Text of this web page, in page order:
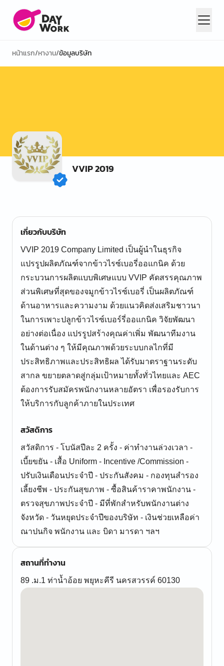
หน้าแรก/หางาน/ข้อมูลบริษัท
VVIP 2019
เกี่ยวกับบริษัท
VVIP 2019 Company Limited เป็นผู้นำในธุรกิจ
แปรรูปผลิตภัณฑ์จากข้าวไรซ์เบอรี่ออแกนิค ด้วย
กระบวนการผลิตแบบพิเศษแบบ VVIP คัดสรรคุณภาพ
ส่วนพิเศษที่สุดของจมูกข้าวไรซ์เบอรี่ เป็นผลิตภัณฑ์
ด้านอาหารและความงาม ด้วยแนวคิดส่งเสริมชาวนา
ในการเพาะปลูกข้าวไรซ์เบอร์รี่ออแกนิค วิจัยพัฒนา
อย่างต่อเนื่อง แปรรูปสร้างคุณค่าเพิ่ม พัฒนาทีมงาน
ในด้านต่าง ๆ ให้มีคุณภาพด้วยระบบกลไกที่มี
ประสิทธิภาพและประสิทธิผล ได้รับมาตราฐานระดับ
สากล ขยายตลาดสู่กลุ่มเป้าหมายทั้งทั่วไทยและ AEC
ต้องการรับสมัครพนักงานหลายอัตรา เพื่อรองรับการ
ให้บริการกับลูกค้าภายในประเทศ
สวัสดิการ
สวัสดิการ - โบนัสปีละ 2 ครั้ง - ค่าทำงานล่วงเวลา -
เบี้ยขยัน - เสื้อ Uniform - Incentive /Commission -
ปรับเงินเดือนประจำปี - ประกันสังคม - กองทุนสำรอง
เลี้ยงชีพ - ประกันสุขภาพ - ซื้อสินค้าราคาพนักงาน -
ตรวจสุขภาพประจำปี - มีที่พักสำหรับพนักงานต่าง
จังหวัด - วันหยุดประจำปีของบริษัท - เงินช่วยเหลือค่า
ณาปนกิจ พนักงาน และ บิดา มารดา ฯลฯ
สถานที่ทำงาน
89 .ม.1 ท่าน้ำอ้อย พยุหะคีรี นครสวรรค์ 60130